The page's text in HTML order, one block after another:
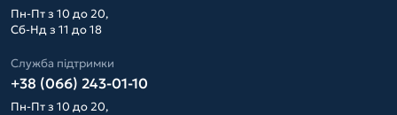
Пн-Пт з 10 до 20,
Сб-Нд з 11 до 18
Служба підтримки
+38 (066) 243-01-10
Пн-Пт з 10 до 20,